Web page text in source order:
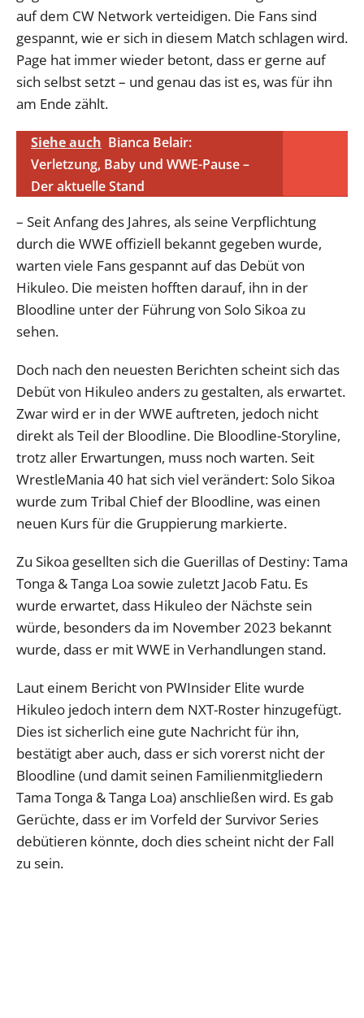
auf dem CW Network verteidigen. Die Fans sind
gespannt, wie er sich in diesem Match schlagen wird.
Page hat immer wieder betont, dass er gerne auf
sich selbst setzt – und genau das ist es, was für ihn
am Ende zählt.
Siehe auch Bianca Belair:
Verletzung, Baby und WWE-Pause –
Der aktuelle Stand
– Seit Anfang des Jahres, als seine Verpflichtung
durch die WWE offiziell bekannt gegeben wurde,
warten viele Fans gespannt auf das Debüt von
Hikuleo. Die meisten hofften darauf, ihn in der
Bloodline unter der Führung von Solo Sikoa zu
sehen.
Doch nach den neuesten Berichten scheint sich das
Debüt von Hikuleo anders zu gestalten, als erwartet.
Zwar wird er in der WWE auftreten, jedoch nicht
direkt als Teil der Bloodline. Die Bloodline-Storyline,
trotz aller Erwartungen, muss noch warten. Seit
WrestleMania 40 hat sich viel verändert: Solo Sikoa
wurde zum Tribal Chief der Bloodline, was einen
neuen Kurs für die Gruppierung markierte.
Zu Sikoa gesellten sich die Guerillas of Destiny: Tama
Tonga & Tanga Loa sowie zuletzt Jacob Fatu. Es
wurde erwartet, dass Hikuleo der Nächste sein
würde, besonders da im November 2023 bekannt
wurde, dass er mit WWE in Verhandlungen stand.
Laut einem Bericht von PWInsider Elite wurde
Hikuleo jedoch intern dem NXT-Roster hinzugefügt.
Dies ist sicherlich eine gute Nachricht für ihn,
bestätigt aber auch, dass er sich vorerst nicht der
Bloodline (und damit seinen Familienmitgliedern
Tama Tonga & Tanga Loa) anschließen wird. Es gab
Gerüchte, dass er im Vorfeld der Survivor Series
debütieren könnte, doch dies scheint nicht der Fall
zu sein.